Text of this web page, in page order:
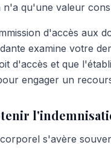
n'a qu'une valeur
d'accès aux
examine votre
d'accès et que
engager un
s'avère